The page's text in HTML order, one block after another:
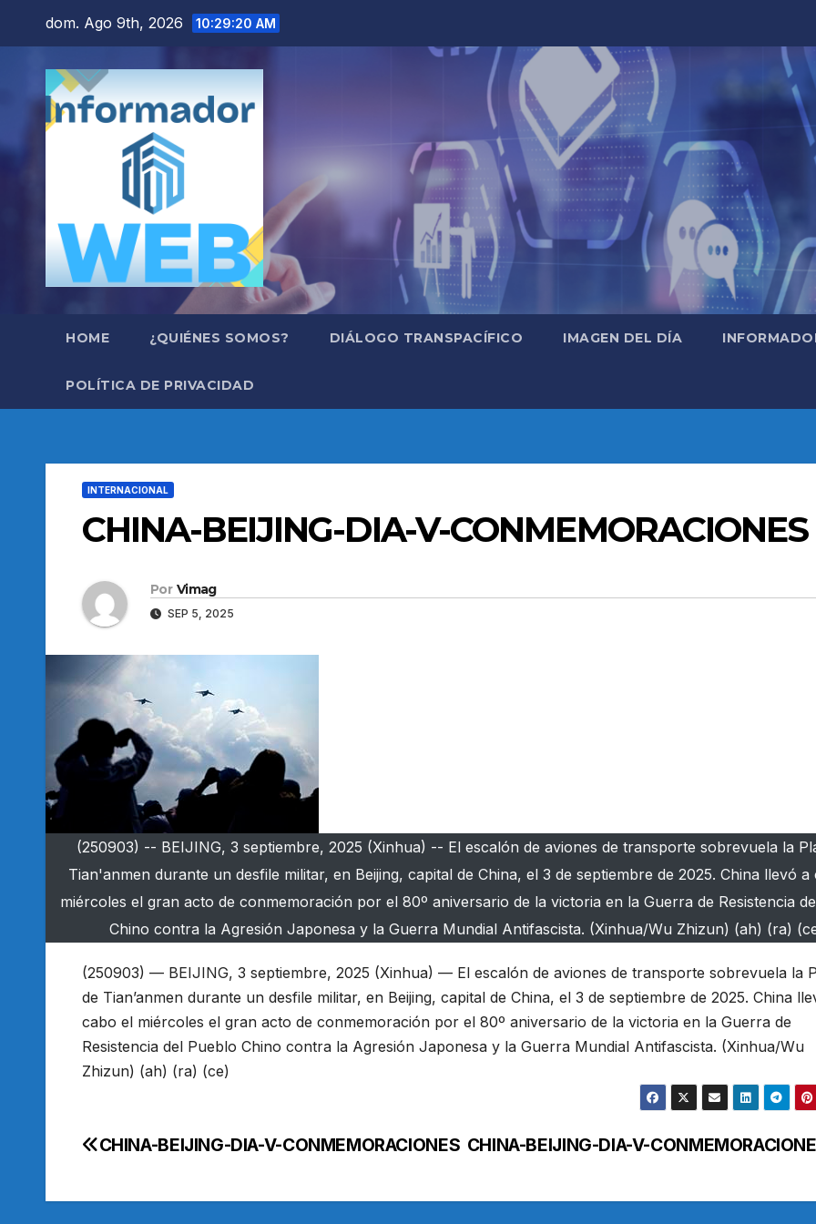
contenido
dom. Ago 9th, 2026 10:29:21 AM
HOME ¿QUIÉNES SOMOS? DIÁLOGO TRANSPACÍFICO IMAGEN DEL DÍA
POLÍTICA DE PRIVACIDAD
INTERNACIONAL
CHINA-BEIJING-DIA-V-CONMEMORACIONES
Por Vimag
SEP 5, 2025
(250903) -- BEIJING, 3 septiembre, 2025 (Xinhua) -- El escalón de aviones de transporte sobrevuela la
Tian'anmen durante un desfile militar, en Beijing, capital de China, el 3 de septiembre de 2025. China llevó a
miércoles el gran acto de conmemoración por el 80º aniversario de la victoria en la Guerra de Resistencia
Chino contra la Agresión Japonesa y la Guerra Mundial Antifascista. (Xinhua/Wu Zhizun) (ah) (ra)
(250903) — BEIJING, 3 septiembre, 2025 (Xinhua) — El escalón de aviones de transporte sobrevuela la
de Tian’anmen durante un desfile militar, en Beijing, capital de China, el 3 de septiembre de 2025. China
cabo el miércoles el gran acto de conmemoración por el 80º aniversario de la victoria en la Guerra de
Resistencia del Pueblo Chino contra la Agresión Japonesa y la Guerra Mundial Antifascista. (Xinhua/Wu
Zhizun) (ah) (ra) (ce)
Navegación
CHINA-BEIJING-DIA-V-
CHINA-BEIJING-DIA-V-CONMEMORACIONES